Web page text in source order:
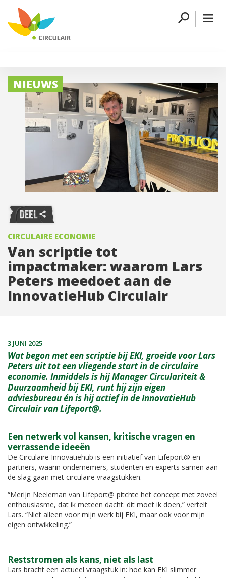
NIEUWS
CIRCULAIRE ECONOMIE
Van scriptie tot
impactmaker: waarom Lars
Peters meedoet aan de
InnovatieHub Circulair
3 JUNI 2025
Wat begon met een scriptie bij EKI, groeide voor Lars
Peters uit tot een vliegende start in de circulaire
economie. Inmiddels is hij Manager Circulariteit &
Duurzaamheid bij EKI, runt hij zijn eigen
adviesbureau én is hij actief in de InnovatieHub
Circulair van Lifeport@.
Een netwerk vol kansen, kritische vragen en
verrassende ideeën
De Circulaire Innovatiehub is een initiatief van Lifeport@ en
partners, waarin ondernemers, studenten en experts samen aan
de slag gaan met circulaire vraagstukken.
“Merijn Neeleman van Lifeport@ pitchte het concept met zoveel
enthousiasme, dat ik meteen dacht: dit moet ik doen,” vertelt
Lars. “Niet alleen voor mijn werk bij EKI, maar ook voor mijn
eigen ontwikkeling.”
Reststromen als kans, niet als last
Lars bracht een actueel vraagstuk in: hoe kan EKI slimmer